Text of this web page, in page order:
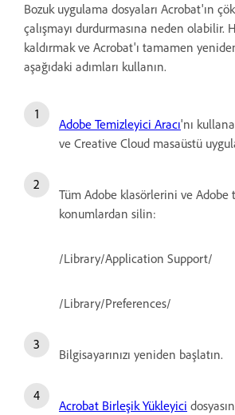
Bozuk uygulama dosyaları Acrobat'ın
çalışmayı durdurmasına neden olabilir.
kaldırmak ve Acrobat'ı tamamen
aşağıdaki adımları kullanın.
Adobe Temizleyici Aracı'nı
ve Creative Cloud masaüstü
Tüm Adobe klasörlerini ve
konumlardan silin:
/Library/Application Support/
/Library/Preferences/
Bilgisayarınızı yeniden başlatın.
Acrobat Birleşik Yükleyici